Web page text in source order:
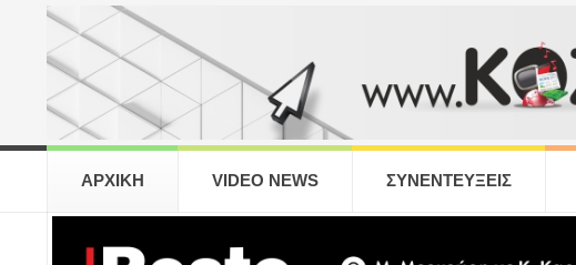
ΑΡΧΙΚΗ VIDEO NEWS ΣΥΝΕΝΤΕΥΞΕΙΣ